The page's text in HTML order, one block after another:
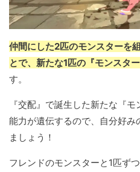
仲間にした2匹のモンスターを
とで、新たな1匹の『モンスタ
す。
『交配』で誕生した新たな『
能力が遺伝するので、自分好み
ましょう！
フレンドのモンスターと1匹ず